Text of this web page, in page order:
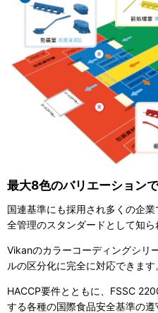
最大8色のバリエーション
国連基準にも採用され多くの企
全管理のスタンダードとして知ら
Vikanのカラーコーディングシリ
ルの区分化に完全に対応できます
HACCP要件とともに、FSSC
する各種の国際食品安全基準の遵